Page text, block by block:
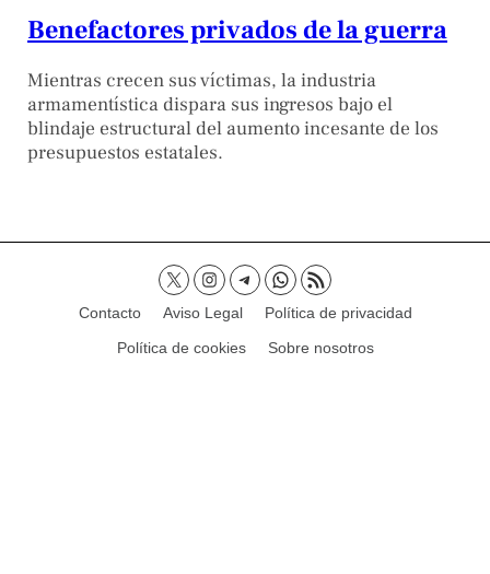
Benefactores privados de la guerra
Mientras crecen sus víctimas, la industria
armamentística dispara sus ingresos bajo el
blindaje estructural del aumento incesante de los
presupuestos estatales.
Contacto Aviso Legal
Política de privacidad
Política de cookies
Sobre nosotros